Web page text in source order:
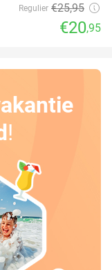
Regulier €25,95
€20,95
!